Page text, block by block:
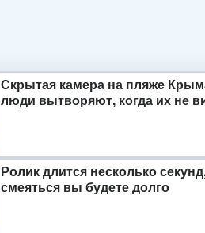
Скрытая камера на пляже
люди вытворяют, когда их не
Ролик длится несколько
смеяться вы будете долго